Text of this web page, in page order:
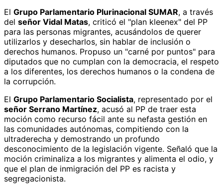
El Grupo Parlamentario Plurinacional SUMAR, a través
del señor Vidal Matas, criticó el "plan kleenex" del PP
para las personas migrantes, acusándolos de querer
utilizarlos y desecharlos, sin hablar de inclusión o
derechos humanos. Propuso un "carné por puntos" para
diputados que no cumplan con la democracia, el respeto
a los diferentes, los derechos humanos o la condena de
la corrupción.
El Grupo Parlamentario Socialista, representado por el
señor Serrano Martínez, acusó al PP de traer esta
moción como recurso fácil ante su nefasta gestión en
las comunidades autónomas, compitiendo con la
ultraderecha y demostrando un profundo
desconocimiento de la legislación vigente. Señaló que la
moción criminaliza a los migrantes y alimenta el odio, y
que el plan de inmigración del PP es racista y
segregacionista.